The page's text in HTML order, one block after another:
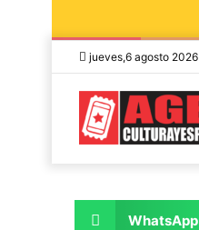
jueves,6 agosto 2026
WhatsApp